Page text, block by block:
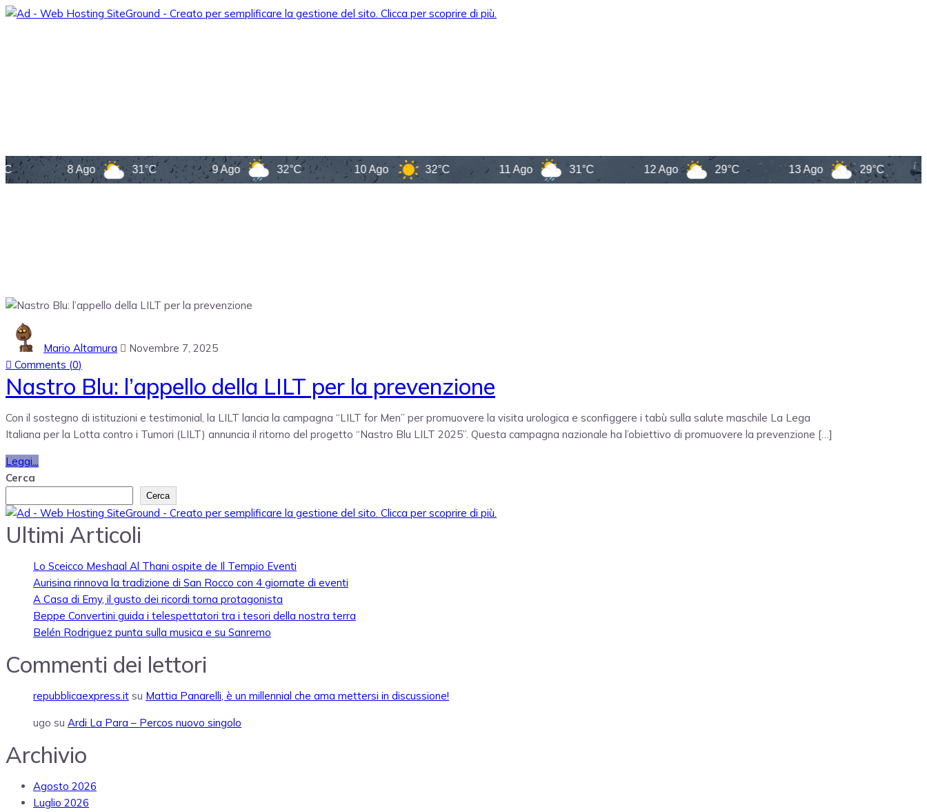
8 Ago 31°C 9 Ago 32°C 10 Ago 32°C 11 Ago 31°C 12 Ago 29°C 13 Ago 29°C
Mario Altamura
Novembre 7, 2025
Comments (0)
Nastro Blu: l’appello della LILT per la prevenzione
Con il sostegno di istituzioni e testimonial, la LILT lancia la campagna “LILT for Men” per promuovere la visita urologica e sconfiggere i tabù sulla salute maschile La Lega
Italiana per la Lotta contro i Tumori (LILT) annuncia il ritorno del progetto “Nastro Blu LILT 2025”. Questa campagna nazionale ha l’obiettivo di promuovere la prevenzione […]
Leggi...
Cerca
Cerca
Ultimi Articoli
Lo Sceicco Meshaal Al Thani ospite de Il Tempio Eventi
Aurisina rinnova la tradizione di San Rocco con 4 giornate di eventi
A Casa di Emy, il gusto dei ricordi torna protagonista
Beppe Convertini guida i telespettatori tra i tesori della nostra terra
Belén Rodriguez punta sulla musica e su Sanremo
Commenti dei lettori
repubblicaexpress.it su Mattia Panarelli, è un millennial che ama mettersi in discussione!
ugo su Ardi La Para – Percos nuovo singolo
Archivio
Agosto 2026
Luglio 2026